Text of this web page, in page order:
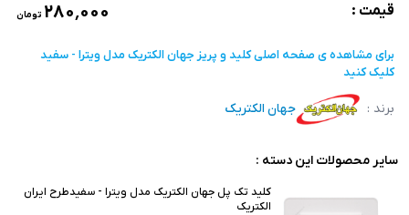
قیمت :
۲۸۰٬۰۰۰ تومان
برای مشاهده ی صفحه اصلیکلید و پریز جهان الکتریک مدل ویترا - سفید
کلیک کنید
برند : جهان الکتریک
سایر محصولات این دسته :
کلید تک پل جهان الکتریک مدل ویترا - سفیدطرح ایران
الکتریک